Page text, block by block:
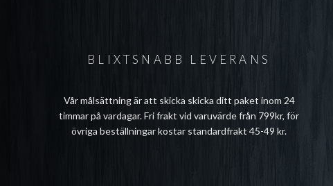
BLIXTSNABB LEVERANS
Vår målsättning är att skicka skicka ditt paket inom 24
timmar på vardagar. Fri frakt vid varuvärde från 799kr, för
övriga beställningar kostar standardfrakt 45-49 kr.